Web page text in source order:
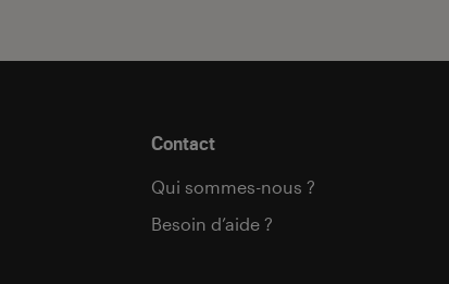
Contact
Qui sommes-nous ?
Besoin d’aide ?